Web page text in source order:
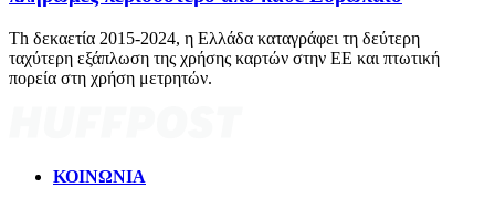
Th δεκαετία 2015-2024, η Ελλάδα καταγράφει τη δεύτερη
ταχύτερη εξάπλωση της χρήσης καρτών στην ΕΕ και πτωτική
πορεία στη χρήση μετρητών.
ΚΟΙΝΩΝΙΑ